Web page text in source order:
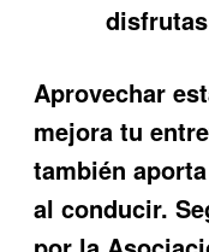
Aprovechar
mejora tu
también
al conducir.